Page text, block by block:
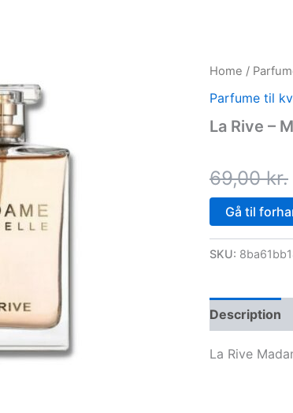
Home /
Parfume til
La Rive –
69,00kr.
Gå til
SKU:
Description
La Rive